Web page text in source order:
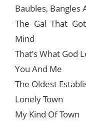
Baubles, Bangles
The Gal That
Mind
That’s What God
You And Me
The Oldest
Lonely Town
My Kind Of Town